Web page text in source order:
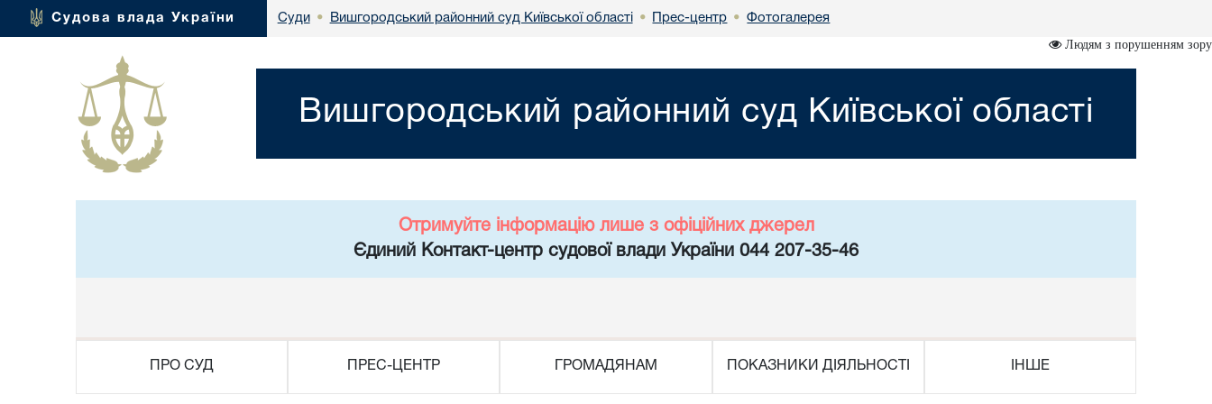
Судова влада України Суди • Вишгородський районний суд Київської області • Прес-центр • Фотогалерея
Людям з порушенням зору
Вишгородський районний суд Київської області
Отримуйте інформацію лише з офіційних джерел
Єдиний Контакт-центр судової влади України 044 207-35-46
ПРО СУД ПРЕС-ЦЕНТР ГРОМАДЯНАМ ПОКАЗНИКИ ДІЯЛЬНОСТІ ІНШЕ